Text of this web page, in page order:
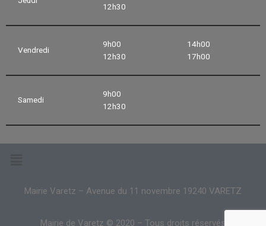
12h30
Vendredi
9h00
12h30
14h00
17h00
Samedi
9h00
12h30
Mairie Varetz – Avenue du 11 novembre 19240 VARETZ
Mairie de Varetz © 2020 – Tous droits réservés